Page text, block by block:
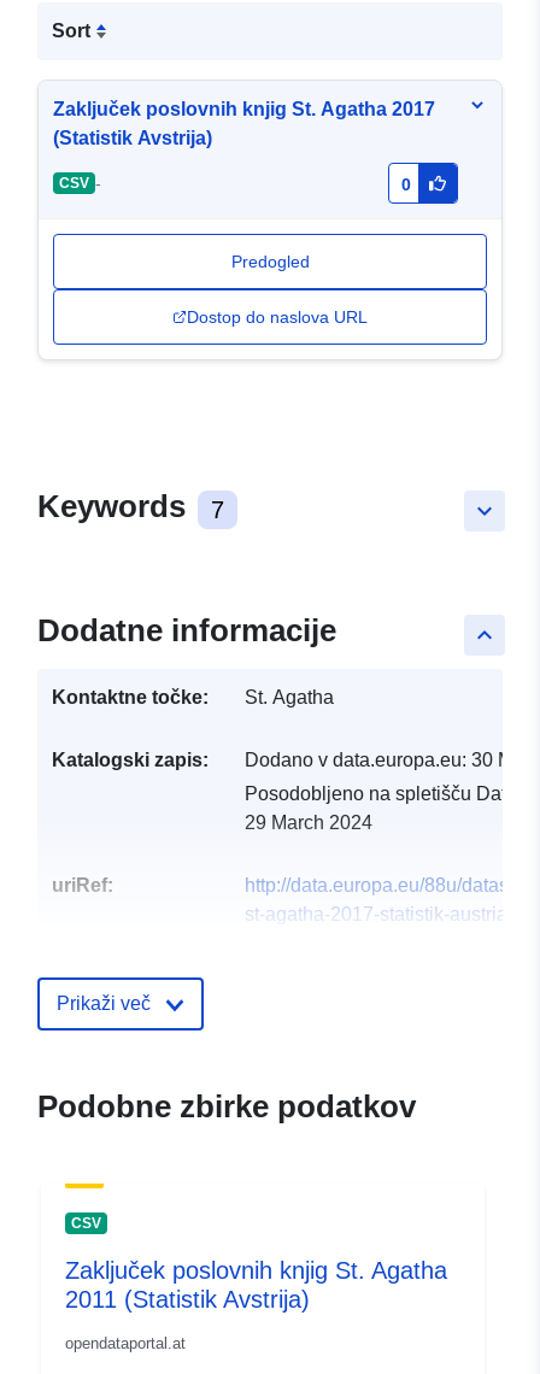
Sort
Zaključek poslovnih knjig St. Agatha 2017
(Statistik Avstrija)
CSV - 0
Predogled
Dostop do naslova URL
keyboard_arrow_down
Keywords 7
keyboard_arrow_up
Dodatne informacije
Kontaktne točke: St. Agatha
Katalogski zapis: Dodano v data.europa.eu: 30
Posodobljeno na spletišču
29 March 2024
uriRef:
http://data.europa.eu/88u/
st-agatha-2017-statistik-austria
Prikaži več
Podobne zbirke podatkov
CSV
Zaključek poslovnih knjig St. Agatha
2011 (Statistik Avstrija)
opendataportal.at